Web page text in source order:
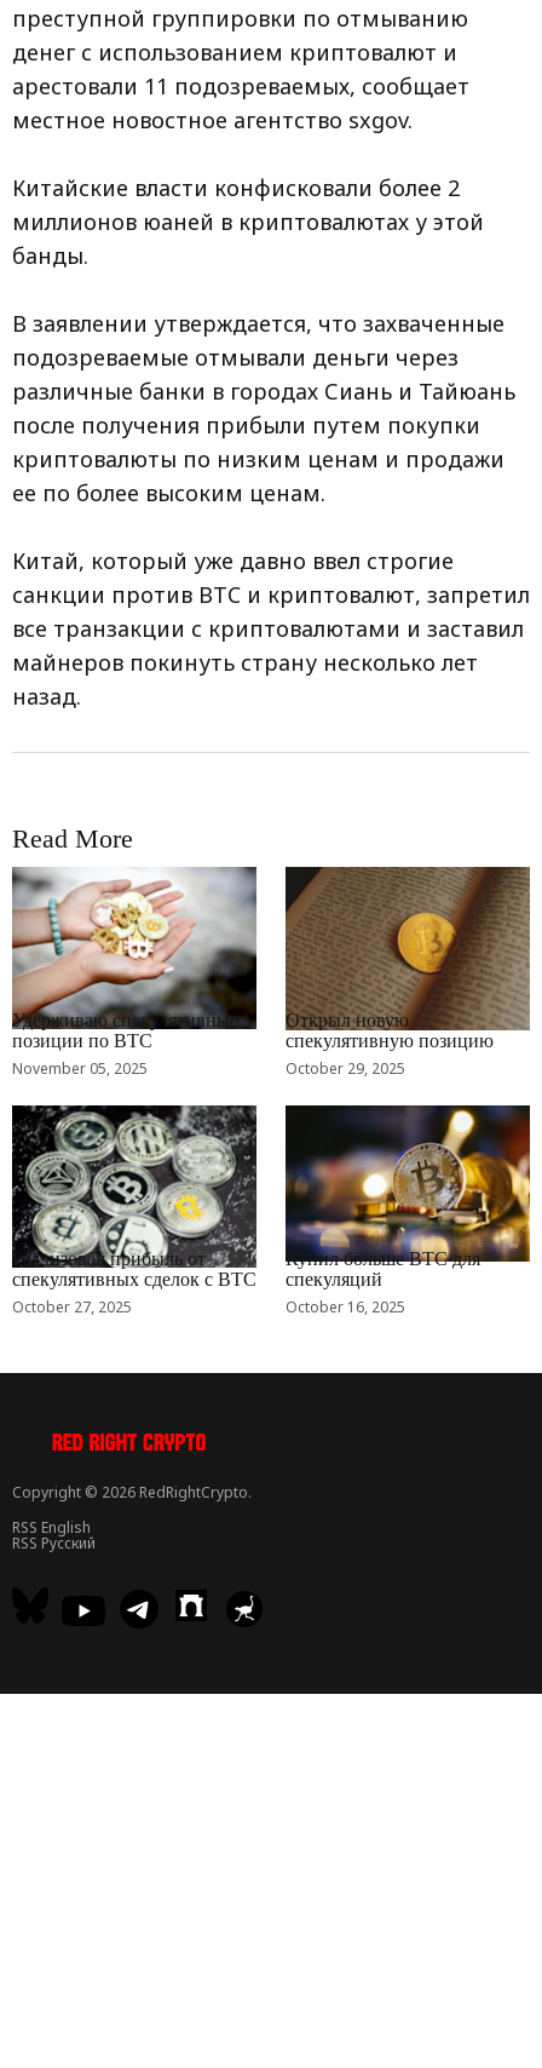
преступной группировки по отмыванию
денег с использованием криптовалют и
арестовали 11 подозреваемых, сообщает
местное новостное агентство sxgov.
Китайские власти конфисковали более 2
миллионов юаней в криптовалютах у этой
банды.
В заявлении утверждается, что захваченные
подозреваемые отмывали деньги через
различные банки в городах Сиань и Тайюань
после получения прибыли путем покупки
криптовалюты по низким ценам и продажи
ее по более высоким ценам.
Китай, который уже давно ввел строгие
санкции против BTC и криптовалют, запретил
все транзакции с криптовалютами и заставил
майнеров покинуть страну несколько лет
назад.
Read More
RRCNEWS_RU
Удерживаю спекулятивные
позиции по BTC
November 05, 2025
RRCNEWS_RU
Открыл новую
спекулятивную позицию
October 29, 2025
RRCNEWS_RU
Реализовал прибыль от
спекулятивных сделок с BTC
October 27, 2025
RRCNEWS_RU
Купил больше BTC для
спекуляций
October 16, 2025
Copyright © 2026 RedRightCrypto.
RSS English
RSS Русский